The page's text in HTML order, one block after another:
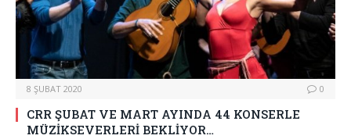
8 ŞUBAT 2020 0
CRR ŞUBAT VE MART AYINDA 44 KONSERLE
MÜZİKSEVERLERİ BEKLİYOR…